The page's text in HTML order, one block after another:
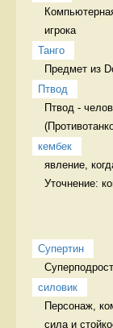
игрока
Танго
Предмет из
Птвод
Птвод -
кембек
явление,
Уточнение:
Супертин
силовик
Персонаж,
сила и